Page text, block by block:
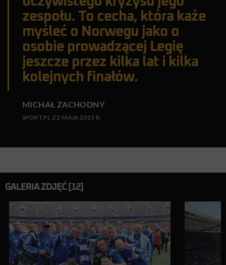
zespołu. To cecha, która każe
myśleć o Norwegu jako o
osobie prowadzącej Legię
jeszcze przez kilka lat i kilka
kolejnych finałów.
MICHAŁ ZACHODNY
SPORT.PL Z 2 MAJA 2015 R.
GALERIA ZDJĘĆ [12]